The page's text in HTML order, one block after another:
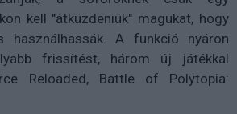
kell "átküzdeniük" magukat, hogy
használhassák. A funkció nyáron
frissítést, három új játékkal
Reloaded, Battle of Polytopia: